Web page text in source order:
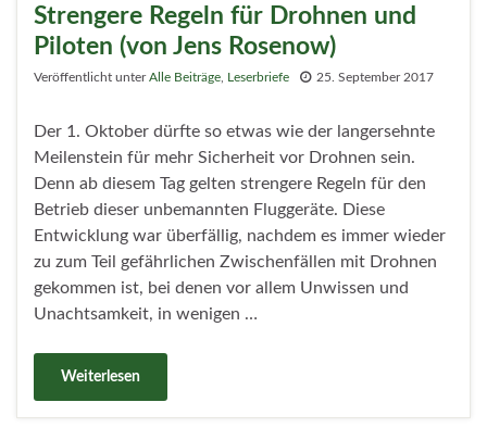
Strengere Regeln für Drohnen und
Piloten (von Jens Rosenow)
Veröffentlicht unterAlle Beiträge Leserbriefe 25. September 2017
Der 1. Oktober dürfte so etwas wie der langersehnte
Meilenstein für mehr Sicherheit vor Drohnen sein.
Denn ab diesem Tag gelten strengere Regeln für den
Betrieb dieser unbemannten Fluggeräte. Diese
Entwicklung war überfällig, nachdem es immer wieder
zu zum Teil gefährlichen Zwischenfällen mit Drohnen
gekommen ist, bei denen vor allem Unwissen und
Unachtsamkeit, in wenigen …
Weiterlesen